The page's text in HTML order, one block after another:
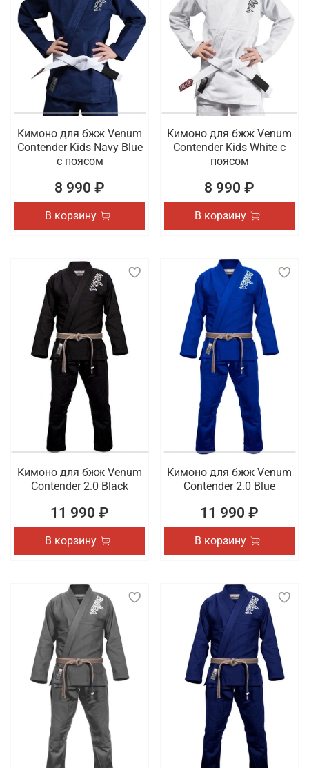
Кимоно для бжж Venum
Contender Kids Navy Blue
с поясом
8 990 ₽
В корзину
Кимоно для бжж Venum
Contender Kids White с
поясом
8 990 ₽
В корзину
Кимоно для бжж Venum
Contender 2.0 Black
11 990 ₽
В корзину
Кимоно для бжж Venum
Contender 2.0 Blue
11 990 ₽
В корзину